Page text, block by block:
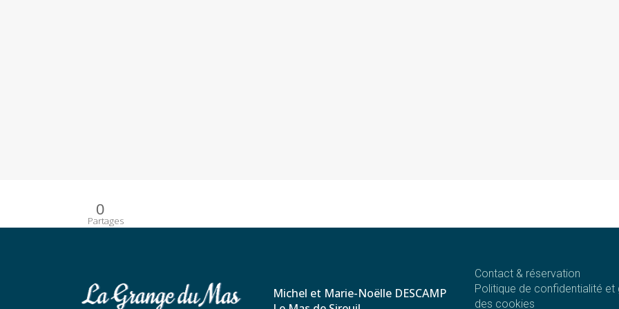
0
Partages
Michel et Marie-Noëlle DESCAMP
Contact & réservation
Politique de confidentialité et
des cookies